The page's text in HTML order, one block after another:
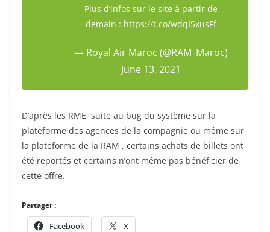
Plus d’infos sur le site à partir de
demain : https://t.co/wdqI5xusFf
— Royal Air Maroc (@RAM_Maroc)
June 13, 2021
D’après les RME, suite au bug du système sur la
plateforme des agences de la compagnie ou même sur
la plateforme de la RAM , certains achats de billets ont
été reportés et certains n’ont même pas bénéficier de
cette offre.
Partager :
Facebook X